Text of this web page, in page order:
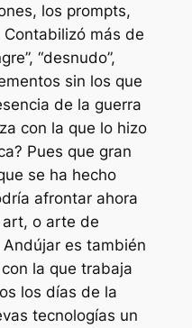
los prompts,
más de
“desnudo”,
sin los que
de la guerra
con la que lo hizo
Pues que gran
se ha hecho
afrontar ahora
art, o arte de
es también
la que trabaja
los días de la
tecnologías un